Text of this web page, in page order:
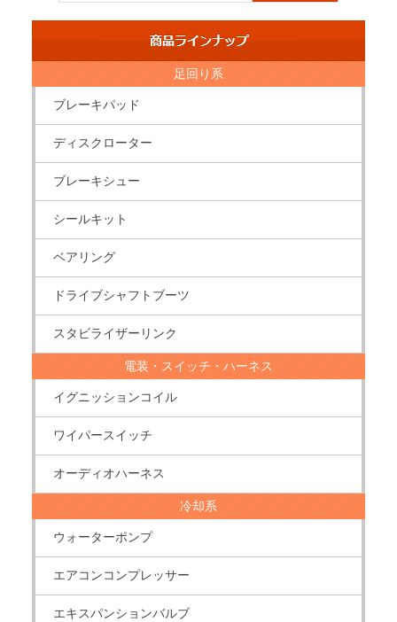
足回り系
ブレーキパッド
ディスクローター
ブレーキシュー
シールキット
ベアリング
ドライブシャフトブーツ
スタビライザーリンク
電装・スイッチ・ハーネス
イグニッションコイル
ワイパースイッチ
オーディオハーネス
冷却系
ウォーターポンプ
エアコンコンプレッサー
エキスパンションバルブ